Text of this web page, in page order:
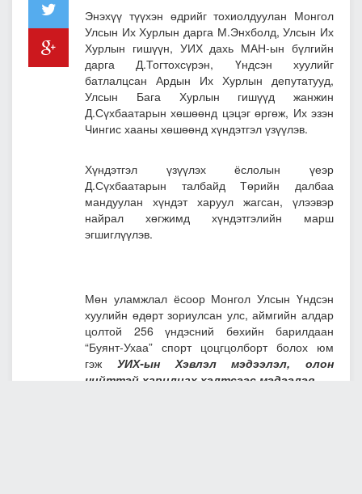
Энэхүү түүхэн өдрийг тохиолдуулан Монгол
Улсын Их Хурлын дарга М.Энхболд, Улсын Их
Хурлын гишүүн, УИХ дахь МАН-ын бүлгийн
дарга Д.Тогтохсүрэн, Үндсэн хуулийг
батлалцсан Ардын Их Хурлын депутатууд,
Улсын Бага Хурлын гишүүд жанжин
Д.Сүхбаатарын хөшөөнд цэцэг өргөж, Их эзэн
Чингис хааны хөшөөнд хүндэтгэл үзүүлэв.
Хүндэтгэл үзүүлэх ёслолын үеэр
Д.Сүхбаатарын талбайд Төрийн далбаа
мандуулан хүндэт харуул жагсан, үлээвэр
найрал хөгжимд хүндэтгэлийн марш
эгшиглүүлэв.
Мөн уламжлал ёсоор Монгол Улсын Үндсэн
хуулийн өдөрт зориулсан улс, аймгийн алдар
цолтой 256 үндэсний бөхийн барилдаан
“Буянт-Ухаа” спорт цоцгцолборт болох юм
гэж УИХ-ын Хэвлэл мэдээлэл, олон
нийттэй харилцах хэлтсээс мэдээлэв.